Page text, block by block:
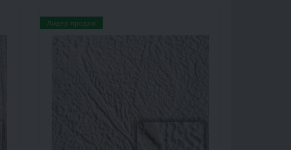
Лидер продаж